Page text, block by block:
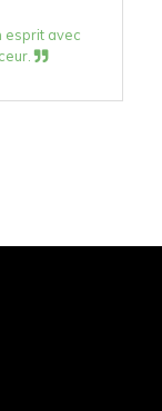
esprit avec